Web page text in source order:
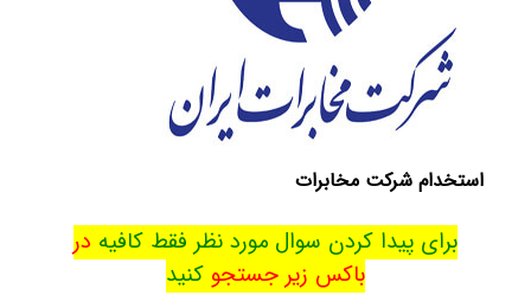
استخدام شرکت مخابرات
برای پیدا کردن سوال مورد نظر فقط کافیه در
باکس زیر جستجو کنید